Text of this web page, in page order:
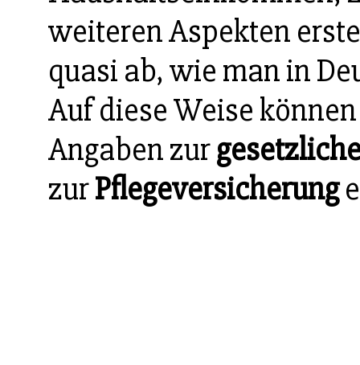
weiteren Aspekten
quasi ab, wie man in
Auf diese Weise
Angaben zur
zurPflegeversicherung